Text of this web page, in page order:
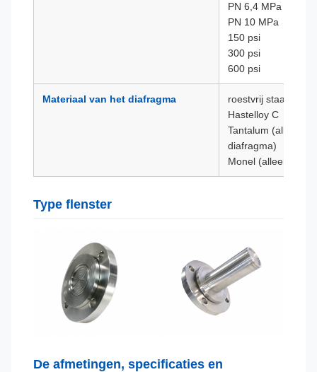
PN 6,4 MPa
PN 10 MPa
150 psi
300 psi
600 psi
Materiaal van het diafragma
roestvrij staal 316L
Hastelloy C
Tantalum (alleen
diafragma)
Monel (alleen
Type flenster
De afmetingen, specificaties en